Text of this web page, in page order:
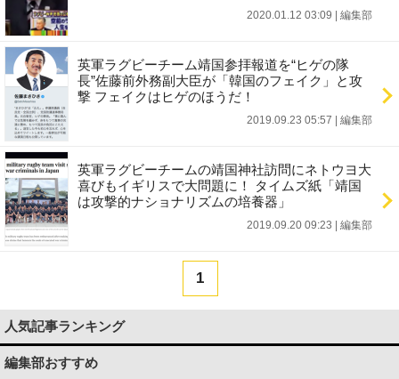
2020.01.12 03:09 編集部
英軍ラグビーチーム靖国参拝報道を“ヒゲの隊
長”佐藤前外務副大臣が「韓国のフェイク」と攻
撃 フェイクはヒゲのほうだ！
2019.09.23 05:57 編集部
英軍ラグビーチームの靖国神社訪問にネトウヨ大
喜びもイギリスで大問題に！ タイムズ紙「靖国
は攻撃的ナショナリズムの培養器」
2019.09.20 09:23 編集部
1
人気記事ランキング
編集部おすすめ